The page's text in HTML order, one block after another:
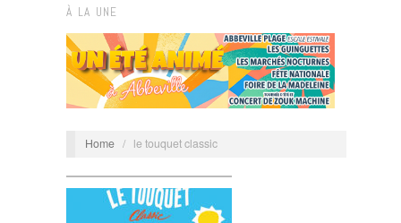
À LA UNE
Home / le touquet classic